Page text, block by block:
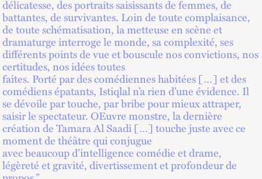
délicatesse, des portraits saisissants de femmes, de
battantes, de survivantes. Loin de toute complaisance,
de toute schématisation, la metteuse en scène et
dramaturge interroge le monde, sa complexité, ses
différents points de vue et bouscule nos convictions, nos
certitudes, nos idées toutes
faites. Porté par des comédiennes habitées […] et des
comédiens épatants, Istiqlal n’a rien d’une évidence. Il
se dévoile par touche, par bribe pour mieux attraper,
saisir le spectateur. OEuvre monstre, la dernière
création de Tamara Al Saadi […] touche juste avec ce
moment de théâtre qui conjugue
avec beaucoup d’intelligence comédie et drame,
légèreté et gravité, divertissement et profondeur de